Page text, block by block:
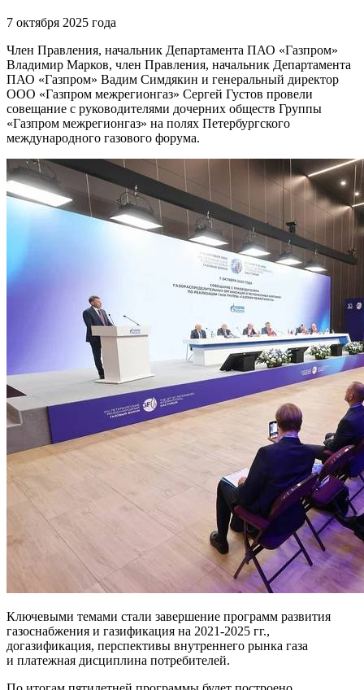
7 октября 2025 года
Член Правления, начальник Департамента ПАО «Газпром»
Владимир Марков, член Правления, начальник Департамента
ПАО «Газпром» Вадим Симдякин и генеральный директор
ООО «Газпром межрегионгаз» Сергей Густов провели
совещание с руководителями дочерних обществ Группы
«Газпром межрегионгаз» на полях Петербургского
международного газового форума.
Ключевыми темами стали завершение программ развития
газоснабжения и газификация на 2021-2025 гг.,
догазификация, перспективы внутреннего рынка газа
и платежная дисциплина потребителей.